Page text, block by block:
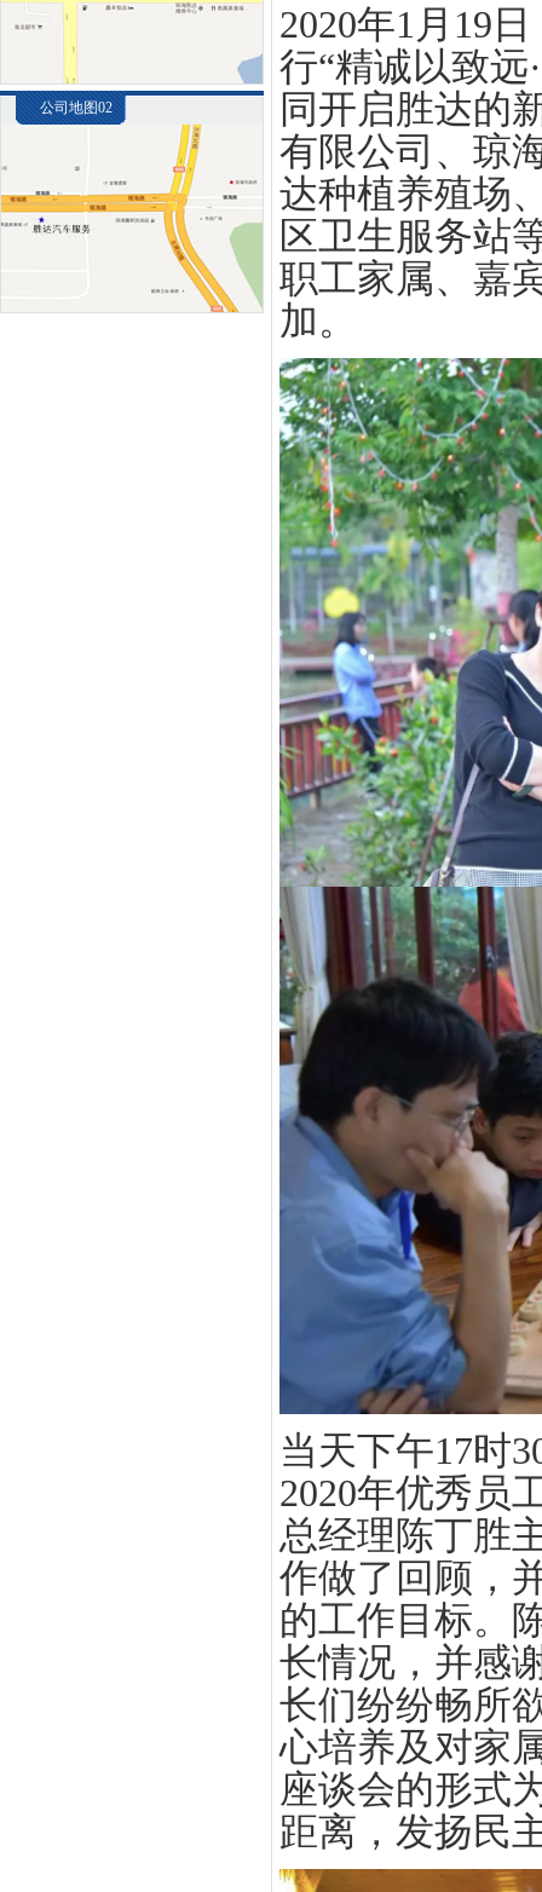
公司地图02
2020年1月19
行“精诚以致远
同开启胜达的
有限公司、琼
达种植养殖场
区卫生服务站
职工家属、嘉
加。
当天下午17时
2020年优秀员
总经理陈丁胜
作做了回顾，
的工作目标。
长情况，并感
长们纷纷畅所
心培养及对家
座谈会的形式
距离，发扬民